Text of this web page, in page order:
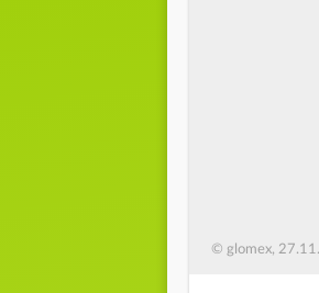
© glomex,